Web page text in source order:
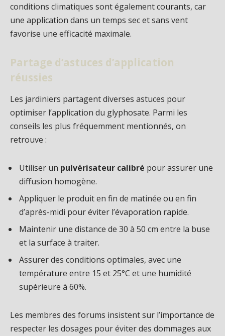
conditions climatiques sont également courants, car
une application dans un temps sec et sans vent
favorise une efficacité maximale.
Partage d’astuces d’application
réussies
Les jardiniers partagent diverses astuces pour
optimiser l’application du glyphosate. Parmi les
conseils les plus fréquemment mentionnés, on
retrouve :
Utiliser un pulvérisateur calibré pour assurer une
diffusion homogène.
Appliquer le produit en fin de matinée ou en fin
d’après-midi pour éviter l’évaporation rapide.
Maintenir une distance de 30 à 50 cm entre la buse
et la surface à traiter.
Assurer des conditions optimales, avec une
température entre 15 et 25°C et une humidité
supérieure à 60%.
Les membres des forums insistent sur l’importance de
respecter les dosages pour éviter des dommages aux